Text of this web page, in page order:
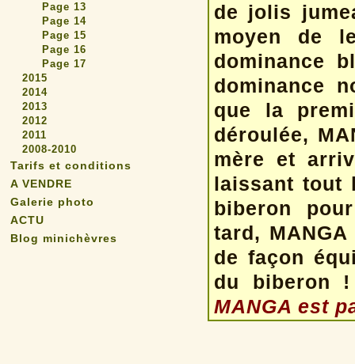
Page 13
Page 14
Page 15
Page 16
Page 17
2015
2014
2013
2012
2011
2008-2010
Tarifs et conditions
A VENDRE
Galerie photo
ACTU
Blog minichèvres
de jolis
moyen de
dominance
dominance
que la
déroulée,
mère et
laissant tout
biberon
tard,
de façon
du biberon
MANGA est